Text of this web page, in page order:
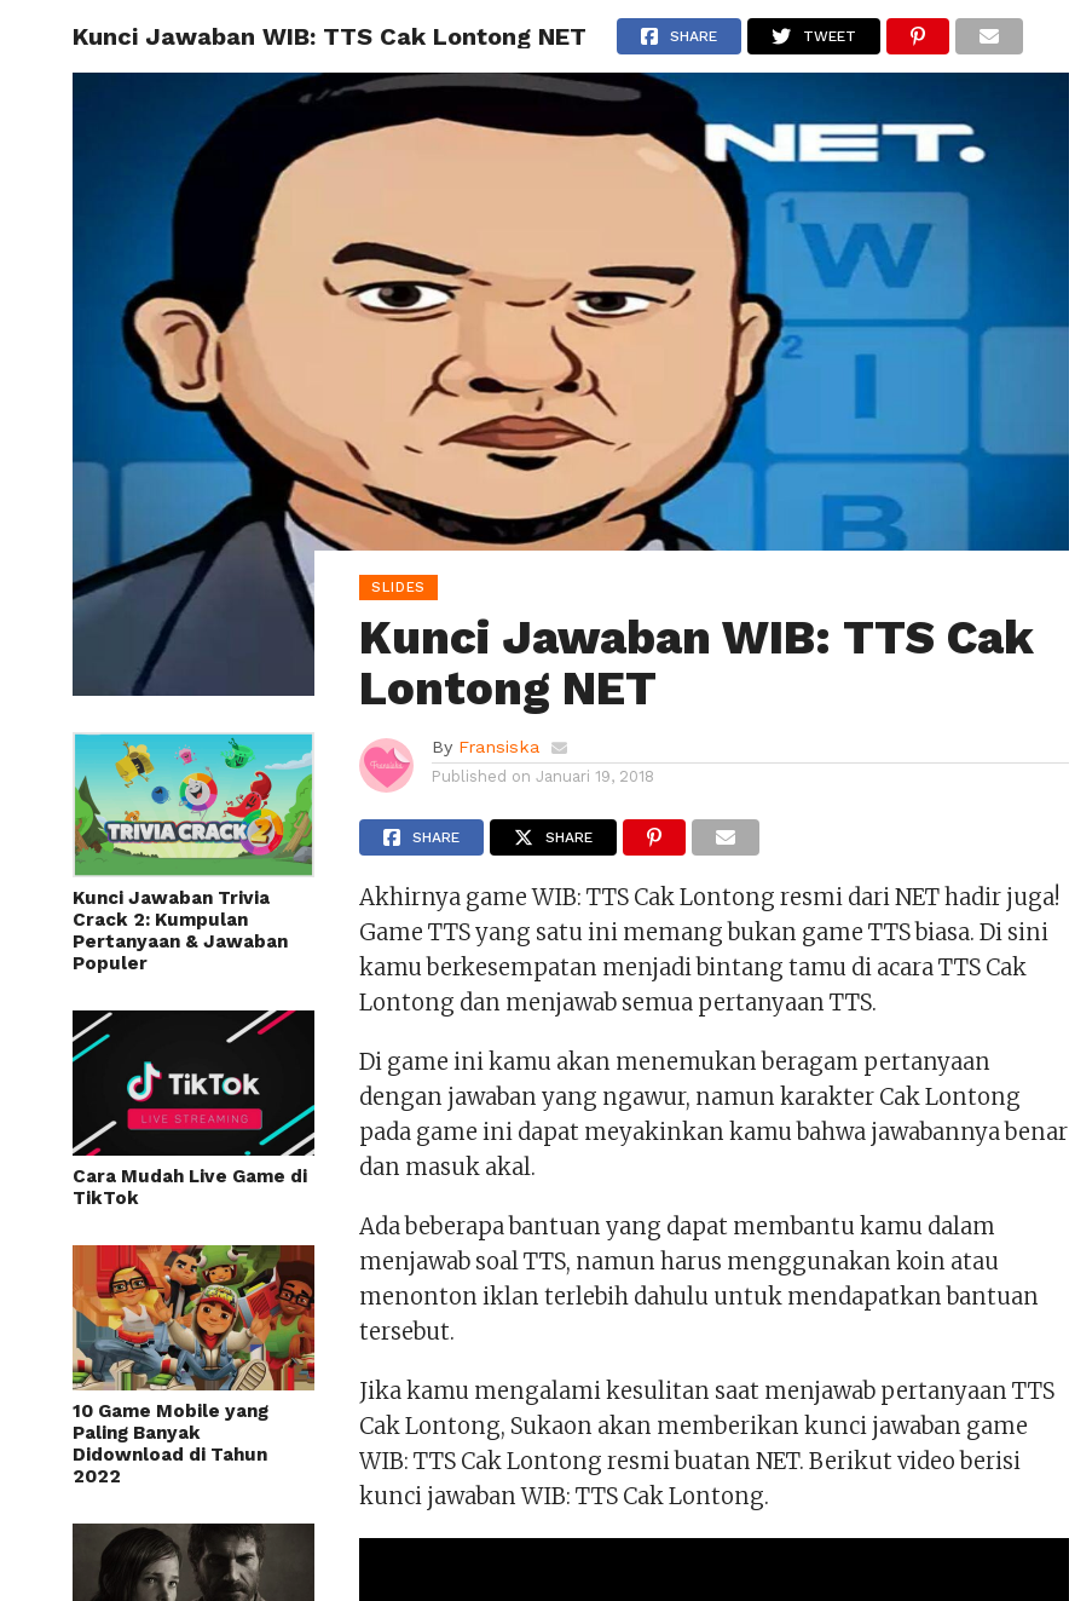
HOME BERITA TIPS & TRIK REVIEW PRESS RELEASE
Kunci Jawaban WIB: TTS Cak Lontong NET SHARE TWEET
Kunci Jawaban Trivia
Crack 2: Kumpulan
Pertanyaan & Jawaban
Populer
Cara Mudah Live Game di
TikTok
10 Game Mobile yang
Paling Banyak
Didownload di Tahun
2022
SLIDES
Kunci Jawaban WIB: TTS Cak
Lontong NET
By Fransiska
Published on Januari 19, 2018
SHARE SHARE
Akhirnya game WIB: TTS Cak Lontong resmi dari NET hadir juga!
Game TTS yang satu ini memang bukan game TTS biasa. Di sini
kamu berkesempatan menjadi bintang tamu di acara TTS Cak
Lontong dan menjawab semua pertanyaan TTS.
Di game ini kamu akan menemukan beragam pertanyaan
dengan jawaban yang ngawur, namun karakter Cak Lontong
pada game ini dapat meyakinkan kamu bahwa jawabannya benar
dan masuk akal.
Ada beberapa bantuan yang dapat membantu kamu dalam
menjawab soal TTS, namun harus menggunakan koin atau
menonton iklan terlebih dahulu untuk mendapatkan bantuan
tersebut.
Jika kamu mengalami kesulitan saat menjawab pertanyaan TTS
Cak Lontong, Sukaon akan memberikan kunci jawaban game
WIB: TTS Cak Lontong resmi buatan NET. Berikut video berisi
kunci jawaban WIB: TTS Cak Lontong.